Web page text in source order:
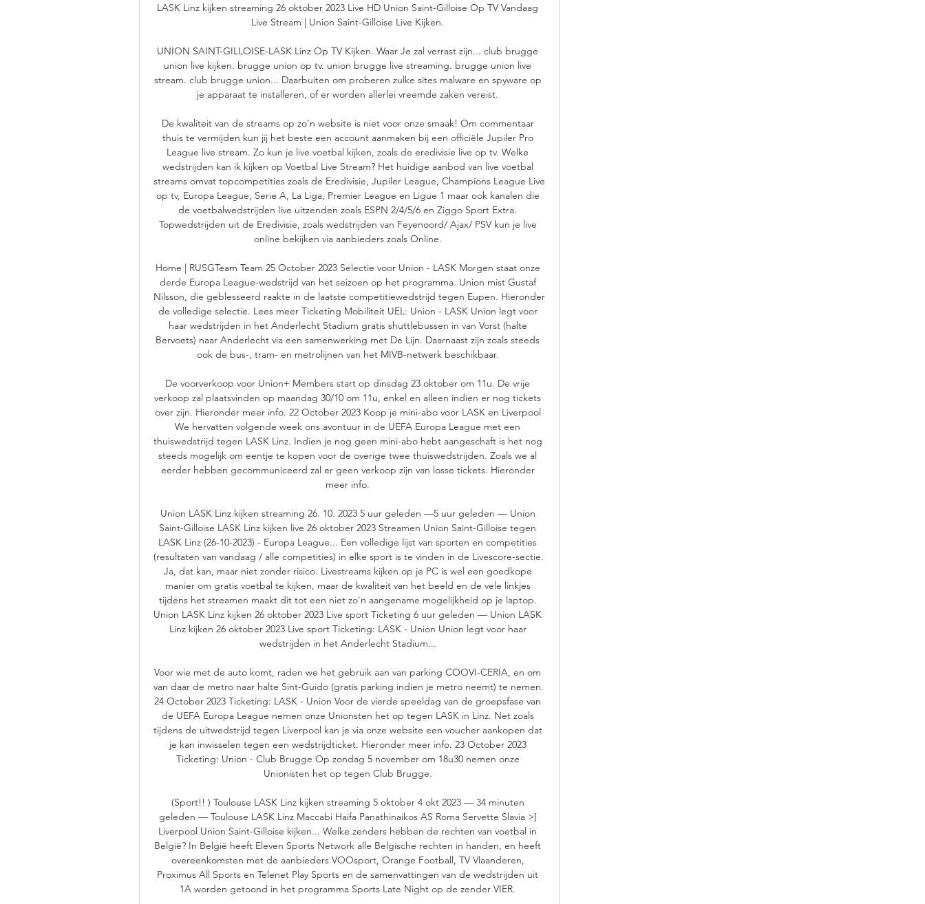
LASK Linz kijken streaming 26 oktober 2023 Live HD Union Saint-Gilloise Op TV Vandaag
Live Stream | Union Saint-Gilloise Live Kijken.
UNION SAINT-GILLOISE-LASK Linz Op TV Kijken. Waar Je zal verrast zijn... club brugge
union live kijken. brugge union op tv. union brugge live streaming. brugge union live
stream. club brugge union... Daarbuiten om proberen zulke sites malware en spyware op
je apparaat te installeren, of er worden allerlei vreemde zaken vereist.
De kwaliteit van de streams op zo'n website is niet voor onze smaak! Om commentaar
thuis te vermijden kun jij het beste een account aanmaken bij een officiële Jupiler Pro
League live stream. Zo kun je live voetbal kijken, zoals de eredivisie live op tv. Welke
wedstrijden kan ik kijken op Voetbal Live Stream? Het huidige aanbod van live voetbal
streams omvat topcompetities zoals de Eredivisie, Jupiler League, Champions League Live
op tv, Europa League, Serie A, La Liga, Premier League en Ligue 1 maar ook kanalen die
de voetbalwedstrijden live uitzenden zoals ESPN 2/4/5/6 en Ziggo Sport Extra.
Topwedstrijden uit de Eredivisie, zoals wedstrijden van Feyenoord/ Ajax/ PSV kun je live
online bekijken via aanbieders zoals Online.
Home | RUSGTeam Team 25 October 2023 Selectie voor Union - LASK Morgen staat onze
derde Europa League-wedstrijd van het seizoen op het programma. Union mist Gustaf
Nilsson, die geblesseerd raakte in de laatste competitiewedstrijd tegen Eupen. Hieronder
de volledige selectie. Lees meer Ticketing Mobiliteit UEL: Union - LASK Union legt voor
haar wedstrijden in het Anderlecht Stadium gratis shuttlebussen in van Vorst (halte
Bervoets) naar Anderlecht via een samenwerking met De Lijn. Daarnaast zijn zoals steeds
ook de bus-, tram- en metrolijnen van het MIVB-netwerk beschikbaar.
De voorverkoop voor Union+ Members start op dinsdag 23 oktober om 11u. De vrije
verkoop zal plaatsvinden op maandag 30/10 om 11u, enkel en alleen indien er nog tickets
over zijn. Hieronder meer info. 22 October 2023 Koop je mini-abo voor LASK en Liverpool
We hervatten volgende week ons avontuur in de UEFA Europa League met een
thuiswedstrijd tegen LASK Linz. Indien je nog geen mini-abo hebt aangeschaft is het nog
steeds mogelijk om eentje te kopen voor de overige twee thuiswedstrijden. Zoals we al
eerder hebben gecommuniceerd zal er geen verkoop zijn van losse tickets. Hieronder
meer info.
Union LASK Linz kijken streaming 26. 10. 2023 5 uur geleden —5 uur geleden — Union
Saint-Gilloise LASK Linz kijken live 26 oktober 2023 Streamen Union Saint-Gilloise tegen
LASK Linz (26-10-2023) - Europa League... Een volledige lijst van sporten en competities
(resultaten van vandaag / alle competities) in elke sport is te vinden in de Livescore-sectie.
Ja, dat kan, maar niet zonder risico. Livestreams kijken op je PC is wel een goedkope
manier om gratis voetbal te kijken, maar de kwaliteit van het beeld en de vele linkjes
tijdens het streamen maakt dit tot een niet zo'n aangename mogelijkheid op je laptop.
Union LASK Linz kijken 26 oktober 2023 Live sport Ticketing 6 uur geleden — Union LASK
Linz kijken 26 oktober 2023 Live sport Ticketing: LASK - Union Union legt voor haar
wedstrijden in het Anderlecht Stadium...
Voor wie met de auto komt, raden we het gebruik aan van parking COOVI-CERIA, en om
van daar de metro naar halte Sint-Guido (gratis parking indien je metro neemt) te nemen.
24 October 2023 Ticketing: LASK - Union Voor de vierde speeldag van de groepsfase van
de UEFA Europa League nemen onze Unionsten het op tegen LASK in Linz. Net zoals
tijdens de uitwedstrijd tegen Liverpool kan je via onze website een voucher aankopen dat
je kan inwisselen tegen een wedstrijdticket. Hieronder meer info. 23 October 2023
Ticketing: Union - Club Brugge Op zondag 5 november om 18u30 nemen onze
Unionisten het op tegen Club Brugge.
(Sport!! ) Toulouse LASK Linz kijken streaming 5 oktober 4 okt 2023 — 34 minuten
geleden — Toulouse LASK Linz Maccabi Haifa Panathinaikos AS Roma Servette Slavia >]
Liverpool Union Saint-Gilloise kijken... Welke zenders hebben de rechten van voetbal in
België? In België heeft Eleven Sports Network alle Belgische rechten in handen, en heeft
overeenkomsten met de aanbieders VOOsport, Orange Football, TV Vlaanderen,
Proximus All Sports en Telenet Play Sports en de samenvattingen van de wedstrijden uit
1A worden getoond in het programma Sports Late Night op de zender VIER.